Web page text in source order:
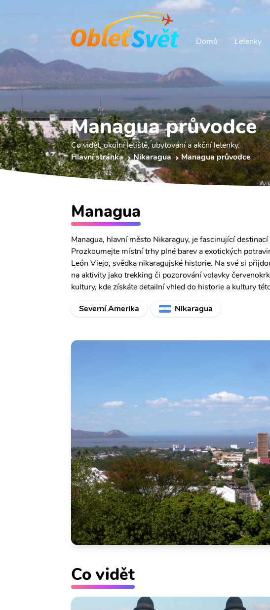
Domů Letenky
Managua průvodce
Co vidět, okolní letiště, ubytování a akční letenky.
Hlavní stránka
Nikaragua Managua průvodce
Managua
Managua, hlavní město Nikaraguy, je fascinující
Prozkoumejte místní trhy plné barev a exotických
León Viejo, svědka nikaragujské historie. Na své si
na aktivity jako trekking či pozorování volavky
kultury, kde získáte detailní vhled do historie a kultury
Severní Amerika
Nikaragua
Co vidět